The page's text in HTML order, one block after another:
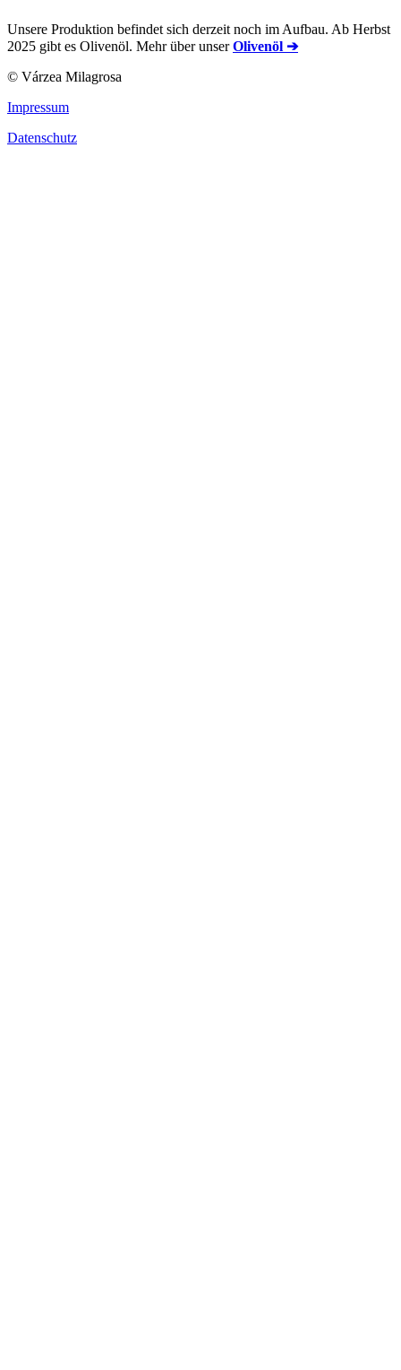
Unsere Produktion befindet sich derzeit noch im Aufbau. Ab Herbst
2025 gibt es Olivenöl. Mehr über unserOlivenöl ➔
© Várzea Milagrosa
Impressum
Datenschutz